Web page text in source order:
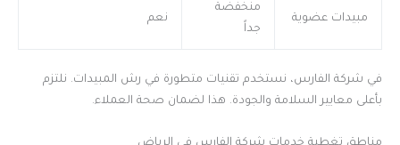
مبيدات عضوية
منخفضة
جداً
نعم
في شركة الفارس، نستخدم تقنيات متطورة في رش المبيدات. نلتزم
بأعلى معايير السلامة والجودة. هذا لضمان صحة العملاء.